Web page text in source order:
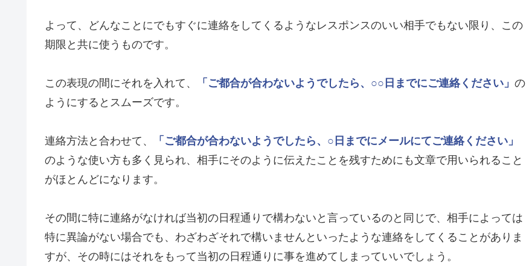
よって、どんなことにでもすぐに連絡をしてくるようなレスポンスのいい相手でもない限り、この
期限と共に使うものです。
この表現の間にそれを入れて、 「ご都合が合わないようでしたら、○○日までにご連絡ください」 の
ようにするとスムーズです。
連絡方法と合わせて、
「ご都合が合わないようでしたら、○日までにメールにてご連絡ください」
のような使い方も多く見られ、相手にそのように伝えたことを残すためにも文章で用いられること
がほとんどになります。
その間に特に連絡がなければ当初の日程通りで構わないと言っているのと同じで、相手によっては
特に異論がない場合でも、わざわざそれで構いませんといったような連絡をしてくることがありま
すが、その時にはそれをもって当初の日程通りに事を進めてしまっていいでしょう。